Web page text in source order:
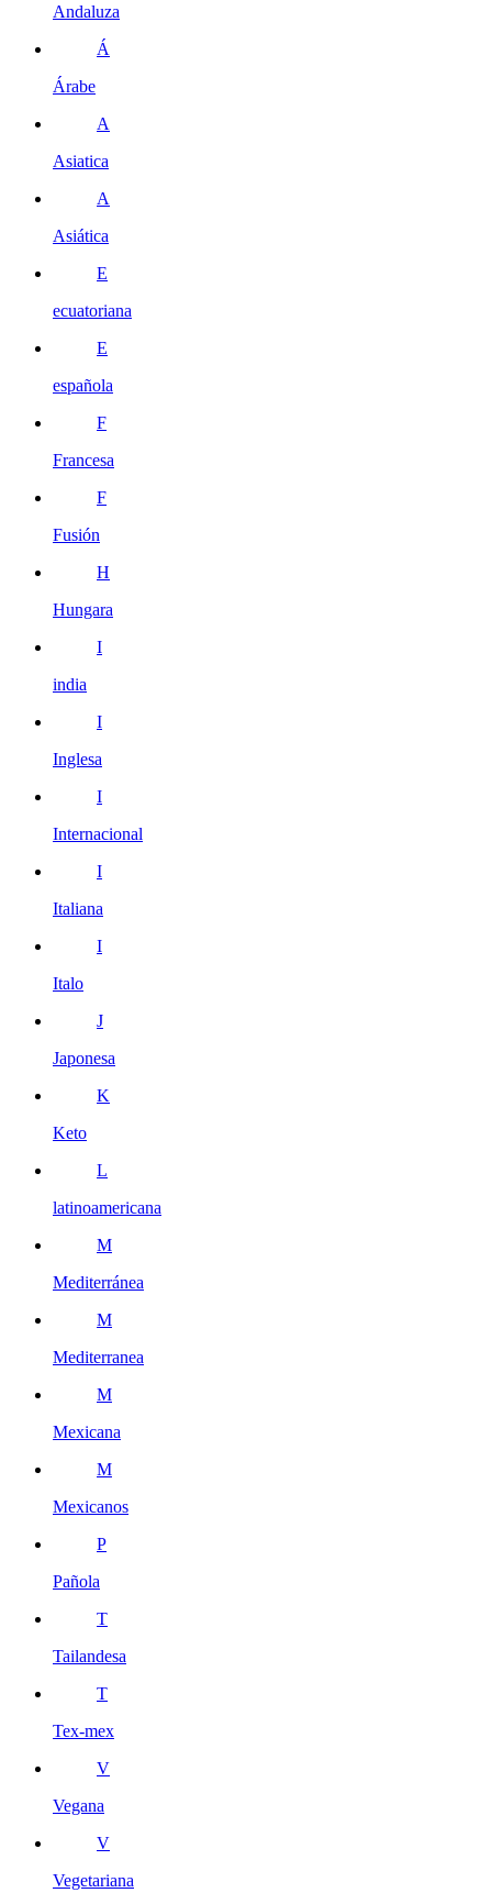
Andaluza
Á
Árabe
A
Asiatica
A
Asiática
E
ecuatoriana
E
española
F
Francesa
F
Fusión
H
Hungara
I
india
I
Inglesa
I
Internacional
I
Italiana
I
Italo
J
Japonesa
K
Keto
L
latinoamericana
M
Mediterránea
M
Mediterranea
M
Mexicana
M
Mexicanos
P
Pañola
T
Tailandesa
T
Tex-mex
V
Vegana
V
Vegetariana